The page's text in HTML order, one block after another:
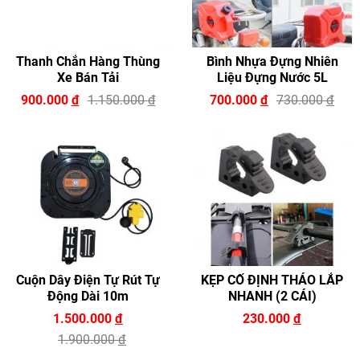
Thanh Chắn Hàng Thùng
Xe Bán Tải
900.000 đ 1.150.000đ
Bình Nhựa Đựng Nhiên
Liệu Đựng Nước 5L
700.000 đ 730.000đ
Cuộn Dây Điện Tự Rút Tự
Động Dài 10m
1.500.000 đ
1.900.000đ
KẸP CỐ ĐỊNH THÁO LẮP
NHANH (2 CÁI)
230.000 đ